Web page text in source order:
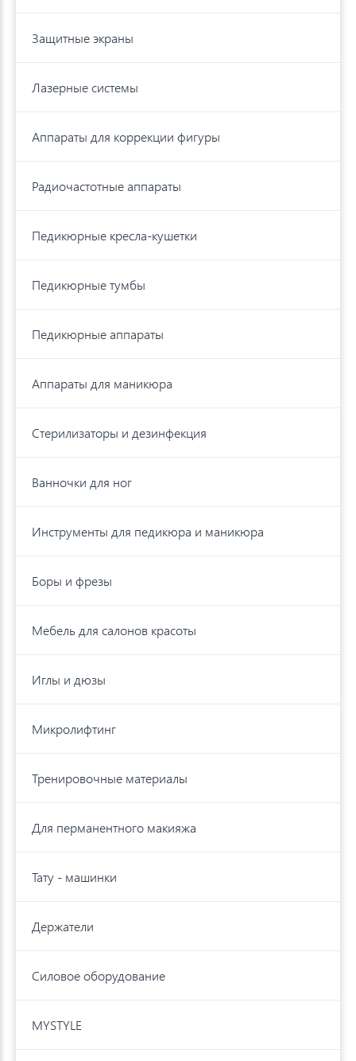
Защитные экраны
Лазерные системы
Аппараты для коррекции фигуры
Радиочастотные аппараты
Педикюрные кресла-кушетки
Педикюрные тумбы
Педикюрные аппараты
Аппараты для маникюра
Стерилизаторы и дезинфекция
Ванночки для ног
Инструменты для педикюра и маникюра
Боры и фрезы
Мебель для салонов красоты
Иглы и дюзы
Микролифтинг
Тренировочные материалы
Для перманентного макияжа
Тату - машинки
Держатели
Силовое оборудование
MYSTYLE